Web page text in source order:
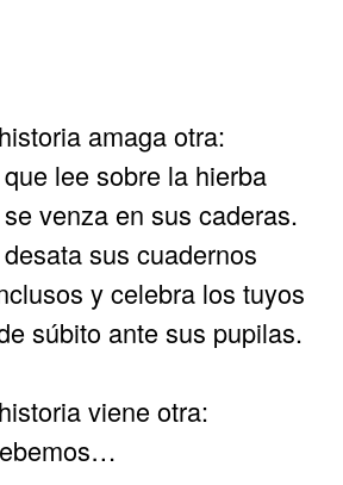
amaga otra:
lee sobre la hierba
venza en sus caderas.
sus cuadernos
y celebra los tuyos
súbito ante sus pupilas.
viene otra: